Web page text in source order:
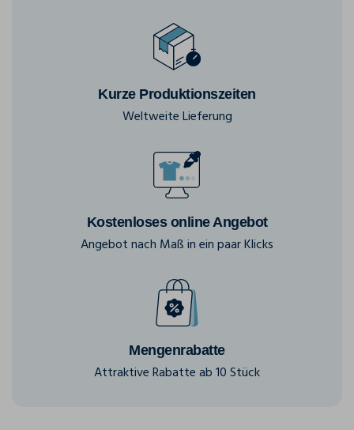
Kurze Produktionszeiten
Weltweite Lieferung
Kostenloses online Angebot
Angebot nach Maß in ein paar Klicks
Mengenrabatte
Attraktive Rabatte ab 10 Stück